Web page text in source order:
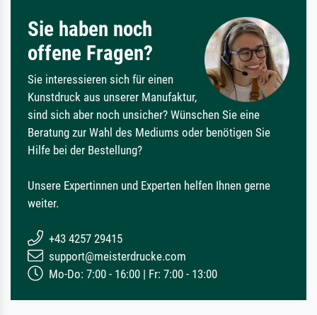
Sie haben noch
offene Fragen?
Sie interessieren sich für einen
Kunstdruck aus unserer Manufaktur,
sind sich aber noch unsicher? Wünschen Sie eine
Beratung zur Wahl des Mediums oder benötigen Sie
Hilfe bei der Bestellung?
Unsere Expertinnen und Experten helfen Ihnen gerne
weiter.
+43 4257 29415
support@meisterdrucke.com
Mo-Do: 7:00 - 16:00 | Fr: 7:00 - 13:00